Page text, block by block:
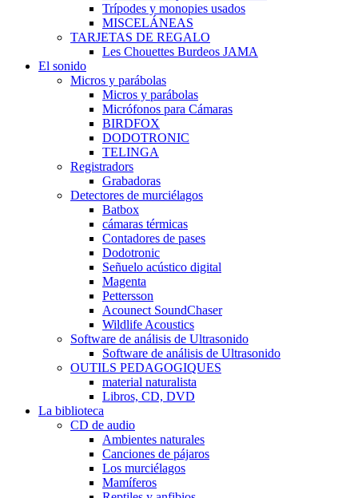
Trípodes y monopies usados
MISCELÁNEAS
TARJETAS DE REGALO
Les Chouettes Burdeos JAMA
El sonido
Micros y parábolas
Micros y parábolas
Micrófonos para Cámaras
BIRDFOX
DODOTRONIC
TELINGA
Registradors
Grabadoras
Detectores de murciélagos
Batbox
cámaras térmicas
Contadores de pases
Dodotronic
Señuelo acústico digital
Magenta
Pettersson
Acounect SoundChaser
Wildlife Acoustics
Software de análisis de Ultrasonido
Software de análisis de Ultrasonido
OUTILS PEDAGOGIQUES
material naturalista
Libros, CD, DVD
La biblioteca
CD de audio
Ambientes naturales
Canciones de pájaros
Los murciélagos
Mamíferos